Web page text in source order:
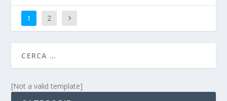
1 2
[Not a valid template]